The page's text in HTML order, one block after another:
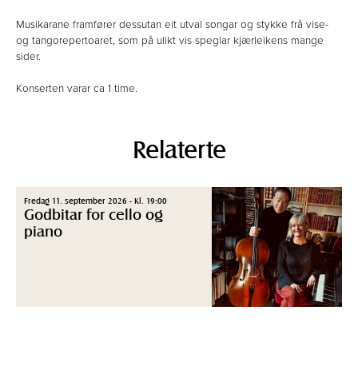
Musikarane framfører dessutan eit utval songar og stykke frå vise-
og tangorepertoaret, som på ulikt vis speglar kjærleikens mange
sider.
Konserten varar ca 1 time.
Relaterte
Fredag 11. september 2026 - Kl. 19:00
Godbitar for cello og
piano